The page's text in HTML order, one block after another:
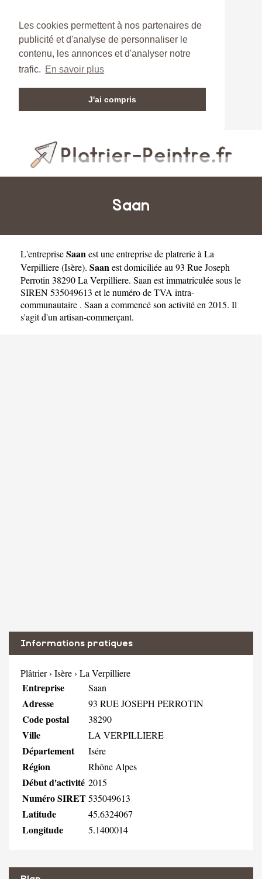
Les cookies permettent à nos partenaires de
publicité et d'analyse de personnaliser le
contenu, les annonces et d'analyser notre
trafic. En savoir plus
J'ai compris
Saan
L'entrepriseSaanest uneentreprise de platrerie à La
Verpilliere(Isère). Saanest domiciliée au 93 Rue Joseph
Perrotin 38290 La Verpilliere. Saan est immatriculée sous le
SIREN 535049613 et le numéro de TVA intra-
communautaire . Saan a commencé son activité en 2015. Il
s'agit d'un artisan-commerçant.
Informations pratiques
Plâtrier› Isère› La Verpilliere
Entreprise Saan
Adresse 93 RUE JOSEPH PERROTIN
Code postal 38290
Ville LA VERPILLIERE
Département Isére
Région Rhône Alpes
Début d'activité 2015
Numéro SIRET535049613
Latitude 45.6324067
Longitude 5.1400014